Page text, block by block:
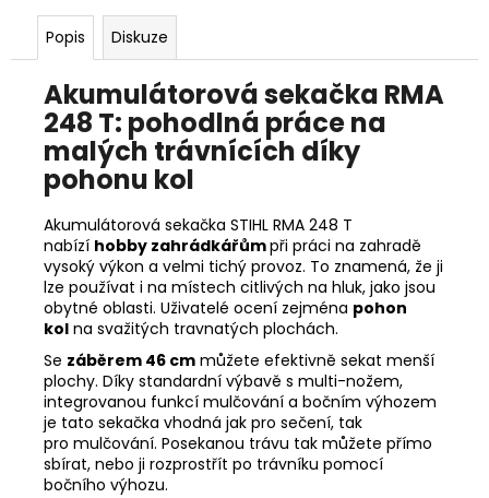
Popis Diskuze
Akumulátorová sekačka RMA
248 T: pohodlná práce na
malých trávnících díky
pohonu kol
Akumulátorová sekačka STIHL RMA 248 T
nabízí hobby zahrádkářůmpři práci na zahradě
vysoký výkon a velmi tichý provoz. To znamená, že ji
lze používat i na místech citlivých na hluk, jako jsou
obytné oblasti. Uživatelé ocení zejména pohon
kol na svažitých travnatých plochách.
Se záběrem 46 cm můžete efektivně sekat menší
plochy. Díky standardní výbavě s multi-nožem,
integrovanou funkcí mulčování a bočním výhozem
je tato sekačka vhodná jak pro sečení, tak
pro mulčování. Posekanou trávu tak můžete přímo
sbírat, nebo ji rozprostřít po trávníku pomocí
bočního výhozu.
j
m
STIHL
CARVING
11462000059
890
Kč
Původně:
590